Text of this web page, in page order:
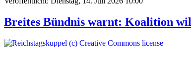
Breites Bündnis warnt: Koalition